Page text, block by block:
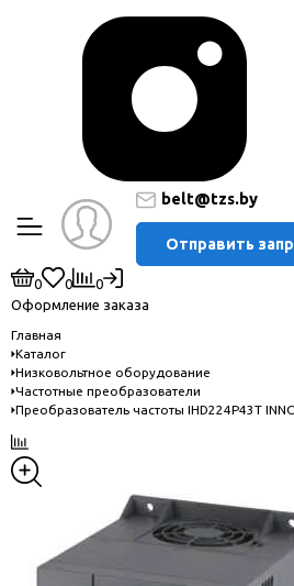
belt@tzs.by
Отправить
0 0
0
Оформление заказа
Главная
Каталог
Низковольтное оборудование
Частотные преобразователи
Преобразователь частоты IHD224P43T